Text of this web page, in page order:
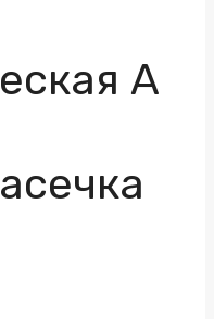
A